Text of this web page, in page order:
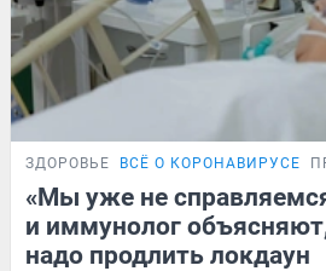
ЗДОРОВЬЕ ВСЁ О КОРОНАВИРУСЕ
«Мы уже не
и иммунолог
надо продлить локдаун